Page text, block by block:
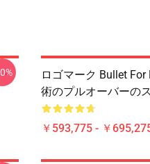
ロゴマーク Bullet
術のプルオーバーの
￥593,775 - ￥